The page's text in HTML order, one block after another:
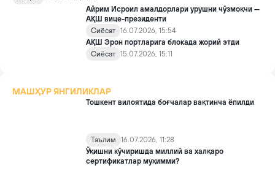
йўл очувчи муҳим келишувни расман маъқуллади. 30 йилга
мўлжалланган битим қиймати ўнлаб миллиард долларга
Айрим Исроил амалдорлари урушни чўзмоқчи —
АҚШ вице-президенти
Сиёсат 16.07.2026, 15:54
АҚШ Эрон портларига блокада жорий этди
Сиёсат 15.07.2026, 15:11
МАШҲУР ЯНГИЛИКЛАР
Тошкент вилоятида боғчалар вақтинча ёпилди
Таълим
16.07.2026, 11:28
Ўқишни кўчиришда миллий ва халқаро
сертификатлар муҳимми?